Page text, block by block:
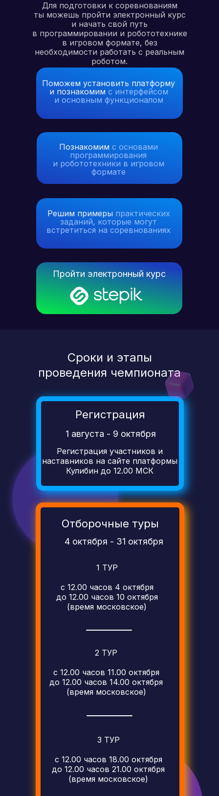
Для подготовки к соревнованиям
ты можешь пройти электронный курс
и начать свой путь
в программировании и робототехнике
в игровом формате, без
необходимости работать с реальным
роботом.
Познакомимс основами
программирования
и робототехники в игровом
формате
Решим примерыпрактических
заданий, которые могут
встретиться на соревнованиях
Пройти электронный курс
Поможем установить платформу
и познакомимс интерфейсом
и основным функционалом
Сроки и этапы
проведения чемпионата
Регистрация
1 августа - 9 октября
Регистрация участников и
наставников на сайте платформы
Кулибин до 12.00 МСК
Отборочные туры
4 октября - 31 октября
1 ТУР
с 12.00 часов 4 октября
до 12.00 часов 10 октября
(время московское)
3 ТУР
с 12.00 часов 18.00 октября
до 12.00 часов 21.00 октября
(время московское)
2 ТУР
с 12.00 часов 11.00 октября
до 12.00 часов 14.00 октября
(время московское)
Чат для
Задавайте вопросы, общайтесь
с другими участниками и командой
платформы Кулибин в одном месте.
Соцсети для
наставников,
участников
и их родителей
Сообщество
для родителей
и наставников
Полезная информация для родителей
и наставников
Подписаться
Канал для
участников
в Telegram
Публикуем новости чемпионата,
конкурсы для участников
Подписаться